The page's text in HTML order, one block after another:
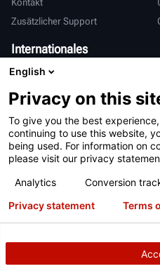
Zusätzlicher Support
Internationales
Vertrieb & Service
亨特中国
Nutzungsbedingungen
Informationen zur Verarbeitung
Patente
© 2026 Hunter
English
Privacy on this
To give you the best
continuing to use this website,
being used. For information on
please visit our privacy
Analytics
Conversion
Privacy statement Terms